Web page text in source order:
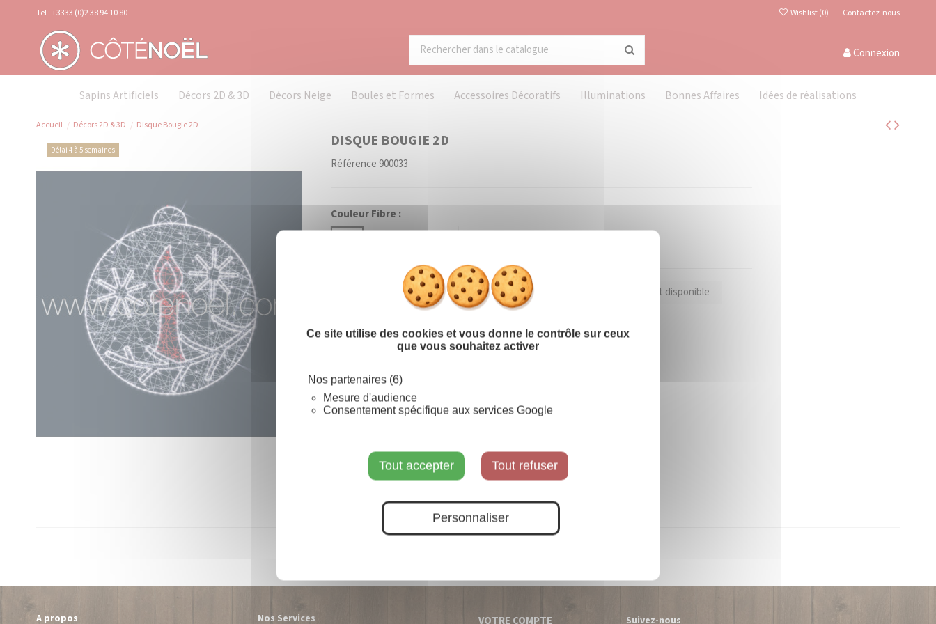
Ce site utilise des cookies et vous donne le contrôle sur ceux
que vous souhaitez activer
Nos partenaires (6)
Mesure d'audience
Consentement spécifique aux services Google
Tout accepter Tout refuser
Personnaliser
Tel : +3333 (0)2 38 94 10 80 Wishlist (0) Contactez-nous
Connexion
Sapins Artificiels Décors 2D & 3D Décors Neige Boules et Formes Accessoires Décoratifs Illuminations Bonnes Affaires Idées de réalisations
Accueil Décors 2D & 3D Disque Bougie 2D
Délai 4 à 5 semaines
DISQUE BOUGIE 2D
Référence 900033
Couleur Fibre :
Prévenez-moi lorsque le produit est disponible
A propos Nos Services VOTRE COMPTE Suivez-nous